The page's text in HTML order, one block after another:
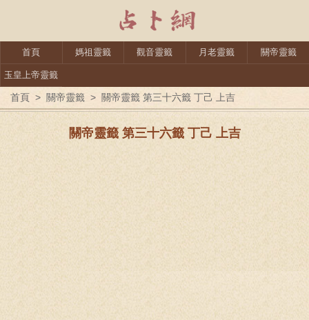
首頁 媽祖靈籤 觀音靈籤 月老靈籤 關帝靈籤
玉皇上帝靈籤
首頁 > 關帝靈籤 > 關帝靈籤 第三十六籤 丁己 上吉
關帝靈籤 第三十六籤 丁己 上吉